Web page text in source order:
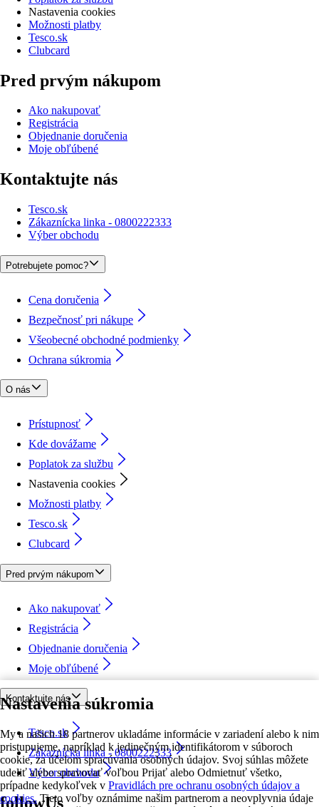
Nastavenia súkromia
My a našich 18 partnerov ukladáme informácie v zariadení alebo k nim
pristupujeme, napríklad k jedinečným identifikátorom v súboroch
cookie, za účelom spracúvania osobných údajov. Svoj súhlas môžete
udeliť alebo spravovať voľbou Prijať alebo Odmietnuť všetko,
prípadne kedykoľvek v Pravidlách pre ochranu osobných údajov a
cookies. Tieto voľby oznámime našim partnerom a neovplyvnia údaje
Nastavenia cookies
Možnosti platby
Tesco.sk
Clubcard
Pred prvým nákupom
Ako nakupovať
Registrácia
Objednanie doručenia
Moje obľúbené
Kontaktujte nás
Tesco.sk
Zákaznícka linka - 0800222333
Výber obchodu
Potrebujete pomoc?
Cena doručenia
Bezpečnosť pri nákupe
Všeobecné obchodné podmienky
Ochrana súkromia
O nás
Prístupnosť
Kde dovážame
Poplatok za službu
Nastavenia cookies
Možnosti platby
Tesco.sk
Clubcard
Pred prvým nákupom
Ako nakupovať
Registrácia
Objednanie doručenia
Moje obľúbené
Kontaktujte nás
Tesco.sk
Zákaznícka linka - 0800222333
Výber obchodu
followUs